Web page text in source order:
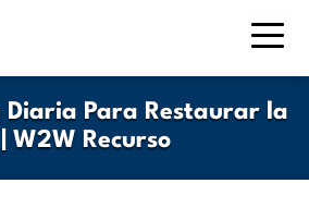
Diaria Para Restaurar la
W2W Recurso